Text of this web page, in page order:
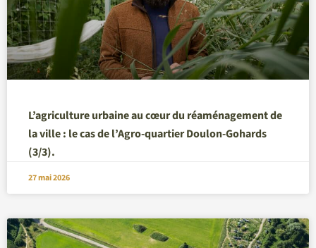
L’agriculture urbaine au cœur du réaménagement de
la ville : le cas de l’Agro-quartier Doulon-Gohards
(3/3).
27 mai 2026